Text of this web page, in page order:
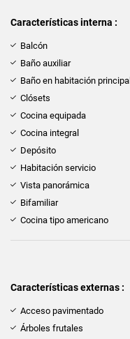
Características interna :
Balcón
Baño auxiliar
Baño en habitación principal
Clósets
Cocina equipada
Cocina integral
Depósito
Habitación servicio
Vista panorámica
Bifamiliar
Cocina tipo americano
Características externas :
Acceso pavimentado
Árboles frutales